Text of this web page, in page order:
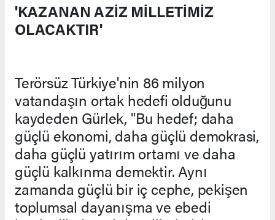
'KAZANAN AZİZ MİLLETİMİZ
OLACAKTIR'
Terörsüz Türkiye'nin 86 milyon
vatandaşın ortak hedefi olduğunu
kaydeden Gürlek, "Bu hedef; daha
güçlü ekonomi, daha güçlü demokrasi,
daha güçlü yatırım ortamı ve daha
güçlü kalkınma demektir. Aynı
zamanda güçlü bir iç cephe, pekişen
toplumsal dayanışma ve ebedi